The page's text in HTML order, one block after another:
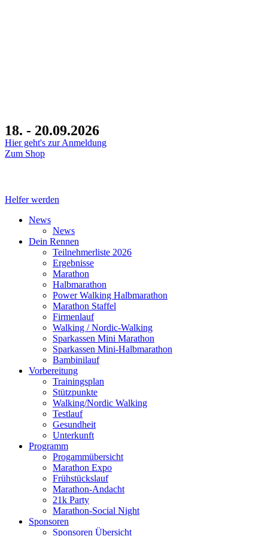
18. - 20.09.2026
Hier geht's zur Anmeldung
Zum Shop
Helfer werden
News
News
Dein Rennen
Teilnehmerliste 2026
Ergebnisse
Marathon
Halbmarathon
Power Walking Halbmarathon
Marathon Staffel
Firmenlauf
Walking / Nordic-Walking
Sparkassen Mini Marathon
Sparkassen Mini-Halbmarathon
Bambinilauf
Vorbereitung
Trainingsplan
Stützpunkte
Walking/Nordic Walking
Testlauf
Gesundheit
Unterkunft
Programm
Progammübersicht
Marathon Expo
Frühstückslauf
Marathon-Andacht
21k Party
Marathon-Social Night
Sponsoren
Sponsoren Übersicht